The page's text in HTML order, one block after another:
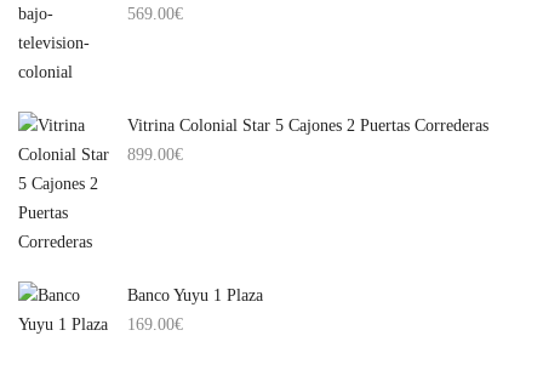
569.00€
Vitrina Colonial Star 5 Cajones 2 Puertas Correderas
899.00€
Banco Yuyu 1 Plaza
169.00€